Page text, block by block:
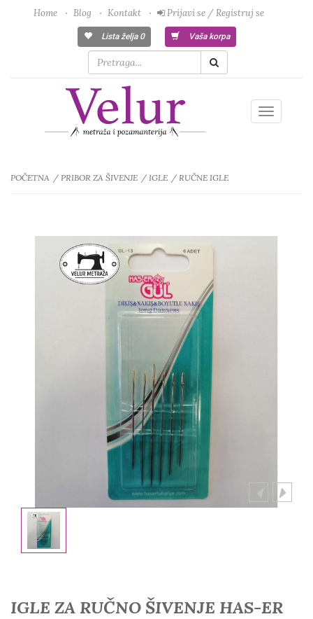
Home Blog Kontakt Prijavi se / Registruj se
Lista želja 0 Vaša korpa
Toggle
POČETNA PRIBOR ZA ŠIVENJE IGLE RUČNE IGLE
IGLE ZA RUČNO ŠIVENJE HAS-ER